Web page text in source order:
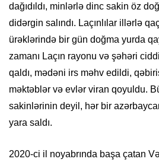
dağıdıldı, minlərlə dinc sakin öz
didərgin salındı. Laçınlılar illərlə
ürəklərində bir gün doğma yurda
zamanı Laçın rayonu və şəhəri
qaldı, mədəni irs məhv edildi,
məktəblər və evlər viran qoyuldu.
sakinlərinin deyil, hər bir
yara saldı.
2020-ci il noyabrında başa çatan